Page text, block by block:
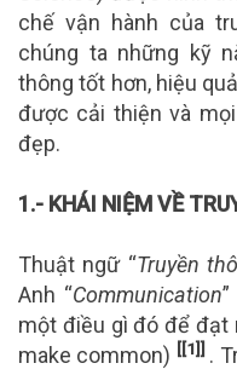
chế vận hành của
chúng ta những kỹ
thông tốt hơn, hiệu
được cải thiện và
đẹp.
1.- KHÁI NIỆM VỀ
Thuật ngữ “Truyền
Anh “Communication
một điều gì đó để đạt
make common) [[1]] .